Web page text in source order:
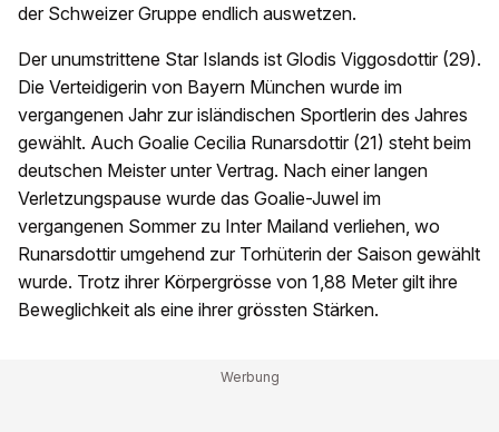
der Schweizer Gruppe endlich auswetzen.
Der unumstrittene Star Islands ist Glodis Viggosdottir (29).
Die Verteidigerin von Bayern München wurde im
vergangenen Jahr zur isländischen Sportlerin des Jahres
gewählt. Auch Goalie Cecilia Runarsdottir (21) steht beim
deutschen Meister unter Vertrag. Nach einer langen
Verletzungspause wurde das Goalie-Juwel im
vergangenen Sommer zu Inter Mailand verliehen, wo
Runarsdottir umgehend zur Torhüterin der Saison gewählt
wurde. Trotz ihrer Körpergrösse von 1,88 Meter gilt ihre
Beweglichkeit als eine ihrer grössten Stärken.